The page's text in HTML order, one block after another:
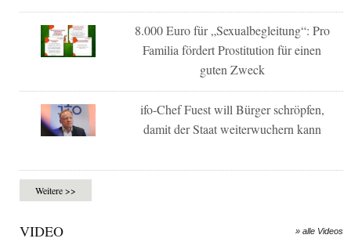
8.000 Euro für „Sexualbegleitung“: Pro
Familia fördert Prostitution für einen
guten Zweck
ifo-Chef Fuest will Bürger schröpfen,
damit der Staat weiterwuchern kann
Weitere >>
VIDEO » alle Videos